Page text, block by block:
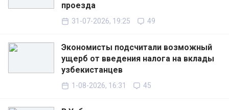
проезда
31-07-2026, 19:25 49
Экономисты подсчитали возможный
ущерб от введения налога на вклады
узбекистанцев
1-08-2026, 16:31 45